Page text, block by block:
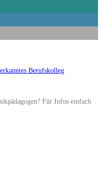
Für Infos einfach